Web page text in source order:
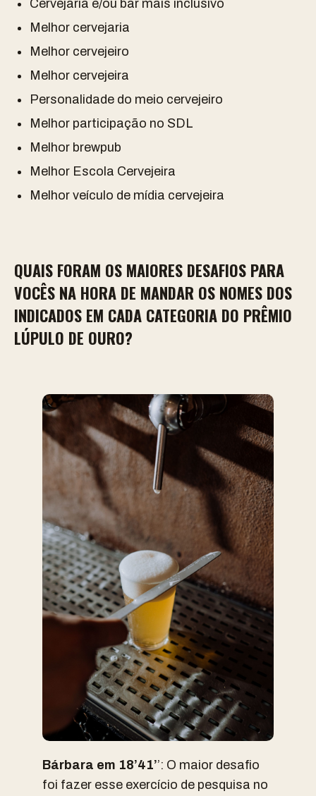
Cervejaria e/ou bar mais inclusivo
Melhor cervejaria
Melhor cervejeiro
Melhor cervejeira
Personalidade do meio cervejeiro
Melhor participação no SDL
Melhor brewpub
Melhor Escola Cervejeira
Melhor veículo de mídia cervejeira
QUAIS FORAM OS MAIORES DESAFIOS PARA
VOCÊS NA HORA DE MANDAR OS NOMES DOS
INDICADOS EM CADA CATEGORIA DO PRÊMIO
LÚPULO DE OURO?
Bárbara em 18’41’’: O maior desafio
foi fazer esse exercício de pesquisa no